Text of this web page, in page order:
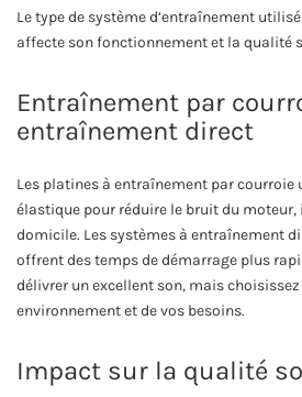
Le type de système d’entraînement
affecte son fonctionnement et la qualité
Entraînement par
entraînement direct
Les platines à entraînement par courroie
élastique pour réduire le bruit du moteur,
domicile. Les systèmes à entraînement
offrent des temps de démarrage plus
délivrer un excellent son, mais
environnement et de vos besoins.
Impact sur la qualité